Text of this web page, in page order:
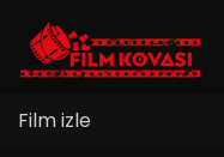
Film izle